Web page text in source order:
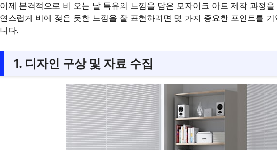
이제 본격적으로 비 오는 날 특유의 느낌을 담은 모자이크 아트 제작 과정
연스럽게 비에 젖은 듯한 느낌을 잘 표현하려면 몇 가지 중요한 포인트를
니다.
1. 디자인 구상 및 자료 수집